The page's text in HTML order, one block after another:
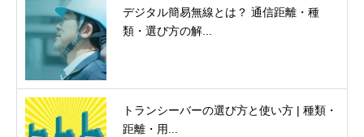
デジタル簡易無線とは？ 通信距離・種
類・選び方の解...
トランシーバーの選び方と使い方 | 種類・
距離・用...